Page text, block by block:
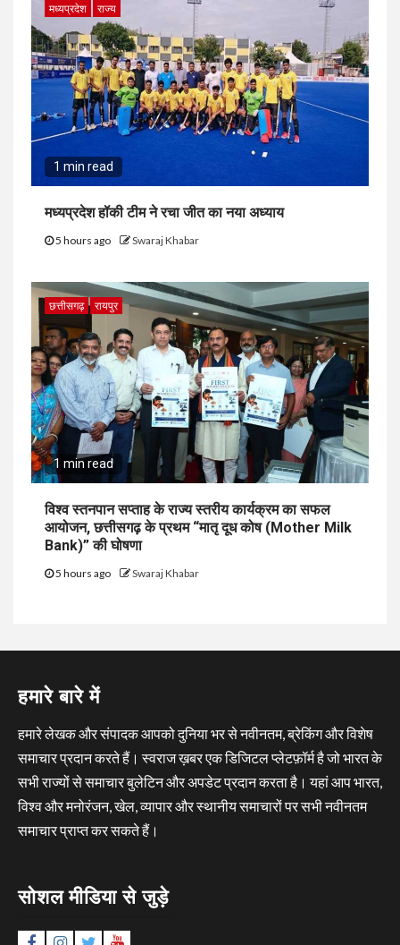
मध्यप्रदेश राज्य
1 min read
मध्यप्रदेश हॉकी टीम ने रचा जीत का नया अध्याय
5 hours ago Swaraj Khabar
छत्तीसगढ़ रायपुर
1 min read
विश्व स्तनपान सप्ताह के राज्य स्तरीय कार्यक्रम का सफल
आयोजन, छत्तीसगढ़ के प्रथम “मातृ दूध कोष (Mother Milk
Bank)” की घोषणा
5 hours ago Swaraj Khabar
हमारे बारे में
हमारे लेखक और संपादक आपको दुनिया भर से नवीनतम, ब्रेकिंग और विशेष
समाचार प्रदान करते हैं। स्वराज ख़बर एक डिजिटल प्लेटफ़ॉर्म है जो भारत के
सभी राज्यों से समाचार बुलेटिन और अपडेट प्रदान करता है। यहां आप भारत,
विश्व और मनोरंजन, खेल, व्यापार और स्थानीय समाचारों पर सभी नवीनतम
समाचार प्राप्त कर सकते हैं।
सोशल मीडिया से जुड़े